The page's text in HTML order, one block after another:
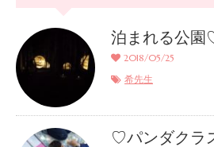
泊まれる公園
2018/05/25
希先生
♡パンダクラ